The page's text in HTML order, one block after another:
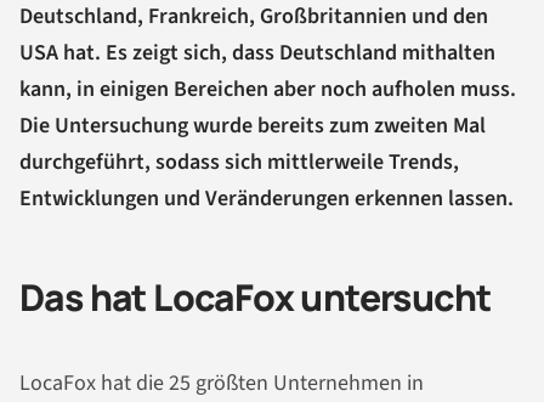
Deutschland, Frankreich, Großbritannien und den
USA hat. Es zeigt sich, dass Deutschland mithalten
kann, in einigen Bereichen aber noch aufholen muss.
Die Untersuchung wurde bereits zum zweiten Mal
durchgeführt, sodass sich mittlerweile Trends,
Entwicklungen und Veränderungen erkennen lassen.
Das hat LocaFox untersucht
LocaFox hat die 25 größten Unternehmen in